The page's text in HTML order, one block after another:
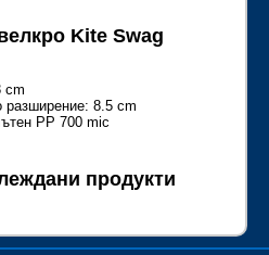
Kite Swag
cm
разширение: 8.5 cm
PP 700 mic
продукти